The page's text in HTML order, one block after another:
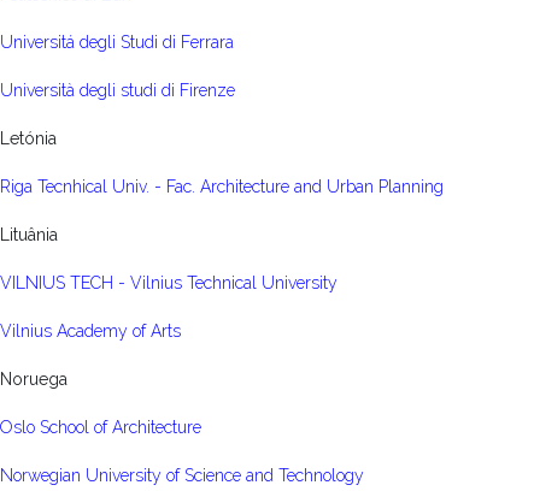
Universitá degli Studi di Ferrara
Università degli studi di Firenze
Letónia
Riga Tecnhical Univ. - Fac. Architecture and Urban Planning
Lituânia
VILNIUS TECH - Vilnius Technical University
Vilnius Academy of Arts
Noruega
Oslo School of Architecture
Norwegian University of Science and Technology